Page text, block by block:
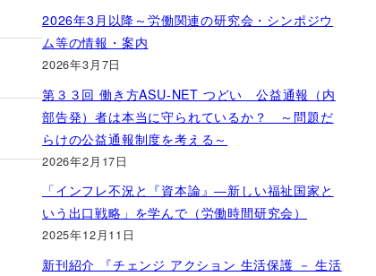
2026年3月以降～労働関連の研究会・シンポジウ
ム等の情報・案内
2026年3月7日
第３３回 働き方ASU-NET つどい 公益通報（内
部告発）者は本当に守られているか？ ～問題だ
らけの公益通報制度を考える～
2026年2月17日
「インフレ不況と『資本論』―新しい福祉国家と
いう出口戦略」を学んで（労働時間研究会）
2025年12月11日
新刊紹介 『チェンジ アクション 生活保護 － 生活